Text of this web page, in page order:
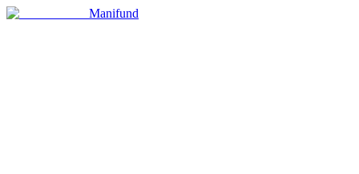
Manifund